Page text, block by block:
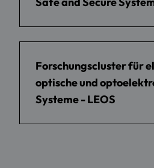
Forschungscluster für
optische und
Systeme - LEOS